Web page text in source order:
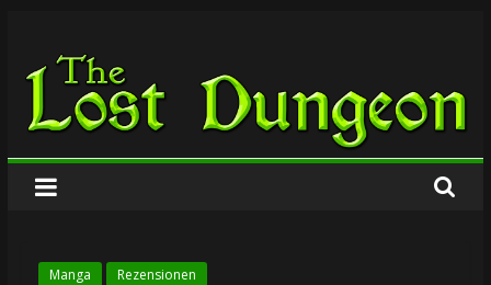
springen
The
Lost
Dungeon
Manga Rezensionen